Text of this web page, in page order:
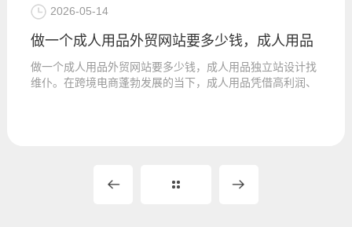
2026-05-14
做一个成人用品外贸网站要多少钱，成人用品
做一个成人用品外贸网站要多少钱，成人用品独立站设计找
维仆。在跨境电商蓬勃发展的当下，成人用品凭借高利润、